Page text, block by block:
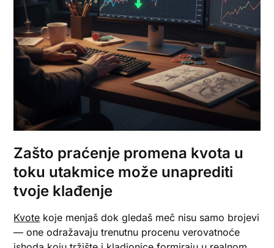
Zašto praćenje promena kvota u
toku utakmice može unaprediti
tvoje klađenje
Kvote koje menjaš dok gledaš meč nisu samo brojevi
— one odražavaju trenutnu procenu verovatnoće